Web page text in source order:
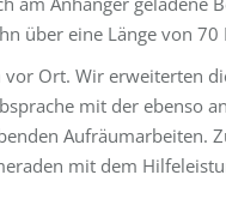
über eine Länge von 70
Ort. Wir erweiterten
mit der ebenso
Aufräumarbeiten.
mit dem